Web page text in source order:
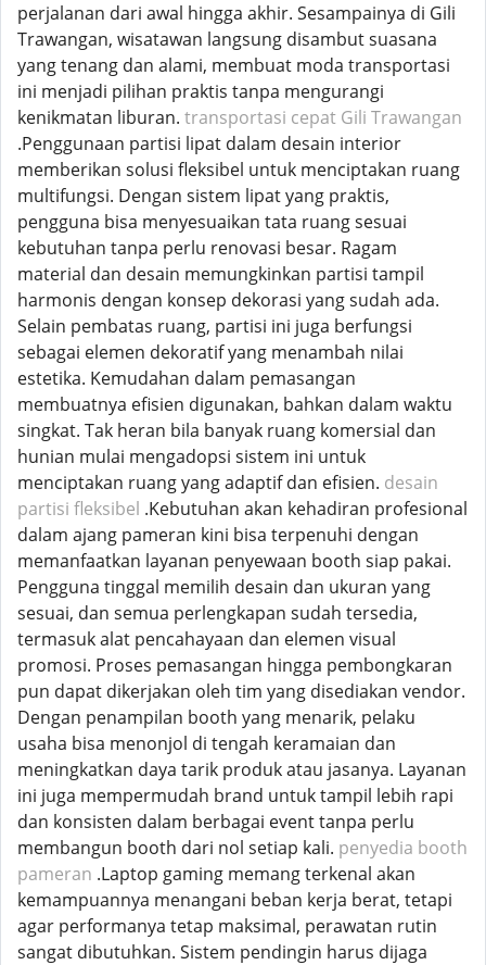
perjalanan dari awal hingga akhir. Sesampainya di Gili
Trawangan, wisatawan langsung disambut suasana
yang tenang dan alami, membuat moda transportasi
ini menjadi pilihan praktis tanpa mengurangi
kenikmatan liburan. transportasi cepat Gili Trawangan
.Penggunaan partisi lipat dalam desain interior
memberikan solusi fleksibel untuk menciptakan ruang
multifungsi. Dengan sistem lipat yang praktis,
pengguna bisa menyesuaikan tata ruang sesuai
kebutuhan tanpa perlu renovasi besar. Ragam
material dan desain memungkinkan partisi tampil
harmonis dengan konsep dekorasi yang sudah ada.
Selain pembatas ruang, partisi ini juga berfungsi
sebagai elemen dekoratif yang menambah nilai
estetika. Kemudahan dalam pemasangan
membuatnya efisien digunakan, bahkan dalam waktu
singkat. Tak heran bila banyak ruang komersial dan
hunian mulai mengadopsi sistem ini untuk
menciptakan ruang yang adaptif dan efisien. desain
partisi fleksibel .Kebutuhan akan kehadiran profesional
dalam ajang pameran kini bisa terpenuhi dengan
memanfaatkan layanan penyewaan booth siap pakai.
Pengguna tinggal memilih desain dan ukuran yang
sesuai, dan semua perlengkapan sudah tersedia,
termasuk alat pencahayaan dan elemen visual
promosi. Proses pemasangan hingga pembongkaran
pun dapat dikerjakan oleh tim yang disediakan vendor.
Dengan penampilan booth yang menarik, pelaku
usaha bisa menonjol di tengah keramaian dan
meningkatkan daya tarik produk atau jasanya. Layanan
ini juga mempermudah brand untuk tampil lebih rapi
dan konsisten dalam berbagai event tanpa perlu
membangun booth dari nol setiap kali. penyedia booth
pameran .Laptop gaming memang terkenal akan
kemampuannya menangani beban kerja berat, tetapi
agar performanya tetap maksimal, perawatan rutin
sangat dibutuhkan. Sistem pendingin harus dijaga